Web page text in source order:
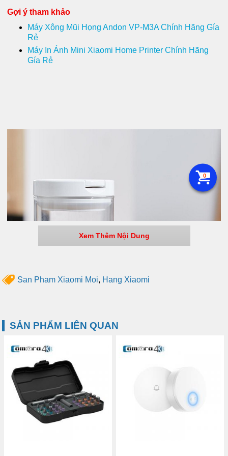
Gợi ý tham khảo
Máy Xông Mũi Họng Andon VP-M3A Chính Hãng Gía
Rẻ
Máy In Ảnh Mini Xiaomi Home Printer Chính Hãng
Gía Rẻ
Xem Thêm Nội Dung
San Pham Xiaomi Moi, Hang Xiaomi
SẢN PHẨM LIÊN QUAN
0